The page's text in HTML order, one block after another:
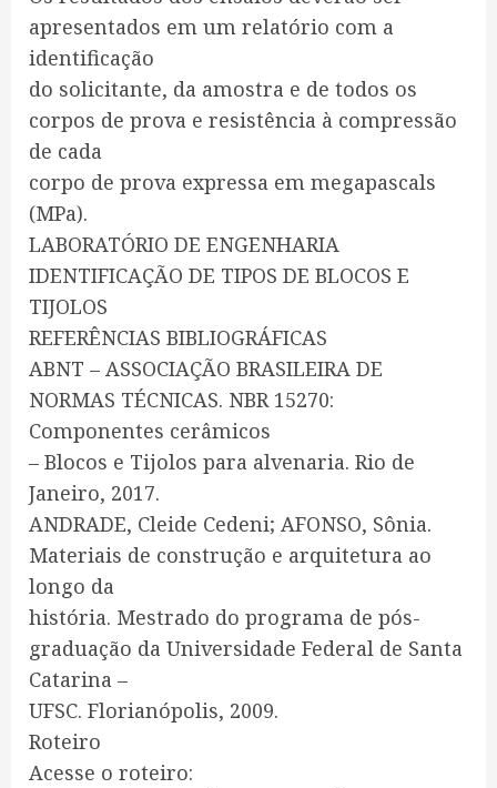
apresentados em um relatório com a
identificação
do solicitante, da amostra e de todos os
corpos de prova e resistência à compressão
de cada
corpo de prova expressa em megapascals
(MPa).
LABORATÓRIO DE ENGENHARIA
IDENTIFICAÇÃO DE TIPOS DE BLOCOS E
TIJOLOS
REFERÊNCIAS BIBLIOGRÁFICAS
ABNT – ASSOCIAÇÃO BRASILEIRA DE
NORMAS TÉCNICAS. NBR 15270:
Componentes cerâmicos
– Blocos e Tijolos para alvenaria. Rio de
Janeiro, 2017.
ANDRADE, Cleide Cedeni; AFONSO, Sônia.
Materiais de construção e arquitetura ao
longo da
história. Mestrado do programa de pós-
graduação da Universidade Federal de Santa
Catarina –
UFSC. Florianópolis, 2009.
Roteiro
Acesse o roteiro: